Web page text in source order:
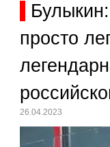
просто
26.04.2023